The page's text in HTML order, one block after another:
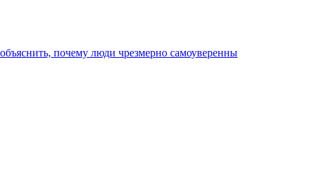
почему люди чрезмерно самоуверенны